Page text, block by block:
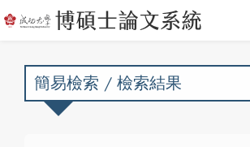
簡易檢索 / 檢索結果